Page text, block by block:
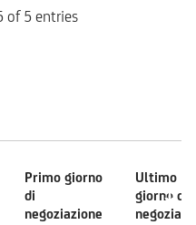
of 5 entries
Primo giorno
di
negoziazione
Ultimo
giorno di